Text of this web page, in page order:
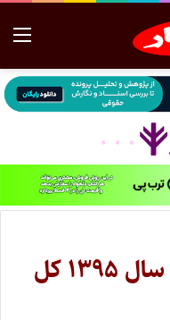
متن کامل لایحه بودجه سال ۱۳۹۵ کل